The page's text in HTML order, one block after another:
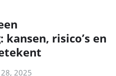
risico’s en
2025